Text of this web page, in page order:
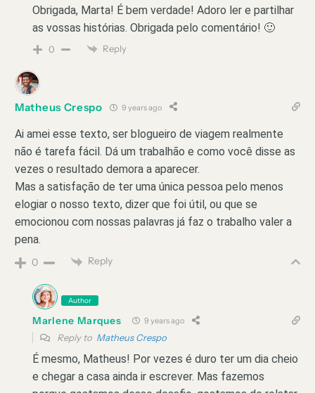
Obrigada, Marta! É bem verdade! Adoro ler e partilhar
as vossas histórias. Obrigada pelo comentário! 🙂
0 Reply
Matheus Crespo 9 years ago
Ai amei esse texto, ser blogueiro de viagem realmente
não é tarefa fácil. Dá um trabalhão e como você disse as
vezes o resultado demora a aparecer.
Mas a satisfação de ter uma única pessoa pelo menos
elogiar o nosso texto, dizer que foi útil, ou que se
emocionou com nossas palavras já faz o trabalho valer a
pena.
0 Reply
Author
Marlene Marques 9 years ago
Reply to Matheus Crespo
É mesmo, Matheus! Por vezes é duro ter um dia cheio
e chegar a casa ainda ir escrever. Mas fazemos